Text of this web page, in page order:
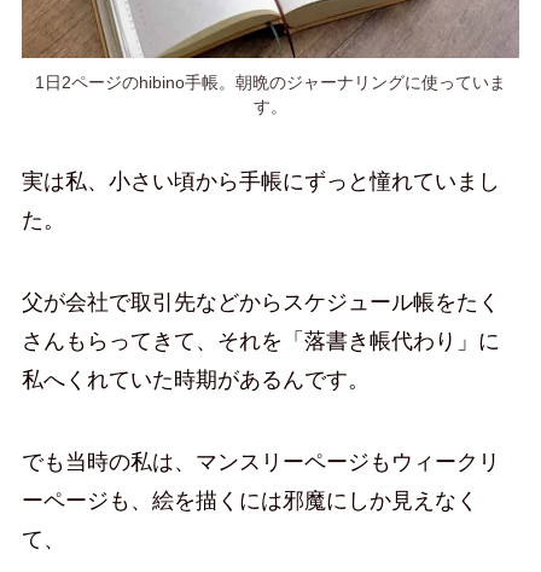
1日2ページのhibino手帳。朝晩のジャーナリングに使っていま
す。
実は私、小さい頃から手帳にずっと憧れていまし
た。
父が会社で取引先などからスケジュール帳をたく
さんもらってきて、それを「落書き帳代わり」に
私へくれていた時期があるんです。
でも当時の私は、マンスリーページもウィークリ
ーページも、絵を描くには邪魔にしか見えなく
て、